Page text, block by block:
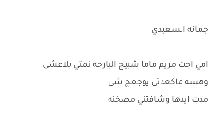
جمانه السعيدي
امي اجت مريم ماما شبيج البارحه نمتي بلاعشى
وهسه ماكعدتي يوجعج شي
مدت ايدها وشافتني مصخنه